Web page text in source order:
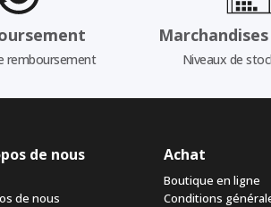
remboursement Niveaux de
de nous
de nous
Achat
Boutique en ligne
Conditions